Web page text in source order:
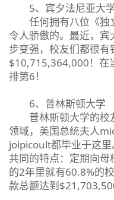
5、宾夕法尼亚大
任何拥有八位《独
令人骄傲的。最近，
步变强，校友们都很
$10,715,364,000！在
排第6！
6、普林斯顿大学
普林斯顿大学的校
领域，美国总统夫人
joipicoult都毕业于这
共同的特点：定期向
的2年里就有60.8%的
款总额达到